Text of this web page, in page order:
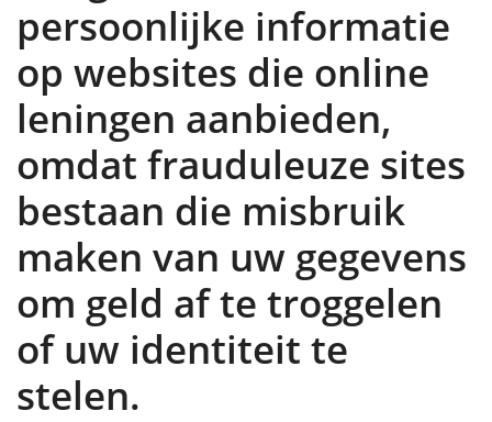
persoonlijke informatie
op websites die online
leningen aanbieden,
omdat frauduleuze sites
bestaan ​​die misbruik
maken van uw gegevens
om geld af te troggelen
of uw identiteit te
stelen.